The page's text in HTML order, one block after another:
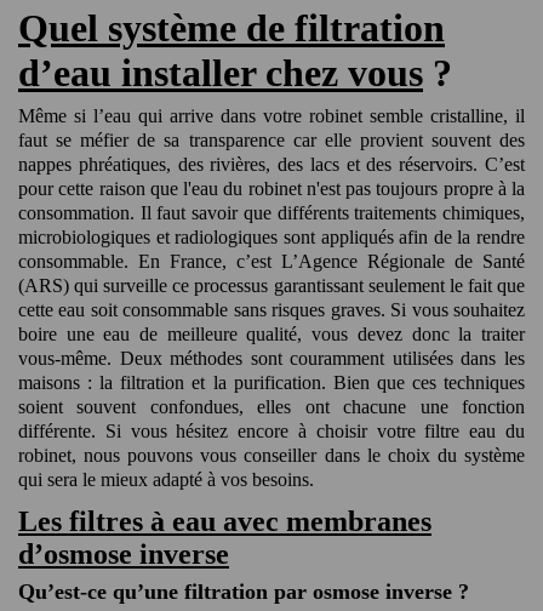
Quel système de filtration
d’eau installer chez vous ?
Même si l’eau qui arrive dans votre robinet semble cristalline, il
faut se méfier de sa transparence car elle provient souvent des
nappes phréatiques, des rivières, des lacs et des réservoirs. C’est
pour cette raison que l'eau du robinet n'est pas toujours propre à la
consommation. Il faut savoir que différents traitements chimiques,
microbiologiques et radiologiques sont appliqués afin de la rendre
consommable. En France, c’est L’Agence Régionale de Santé
(ARS) qui surveille ce processus garantissant seulement le fait que
cette eau soit consommable sans risques graves. Si vous souhaitez
boire une eau de meilleure qualité, vous devez donc la traiter
vous-même. Deux méthodes sont couramment utilisées dans les
maisons : la filtration et la purification. Bien que ces techniques
soient souvent confondues, elles ont chacune une fonction
différente. Si vous hésitez encore à choisir votre filtre eau du
robinet, nous pouvons vous conseiller dans le choix du système
qui sera le mieux adapté à vos besoins.
Les filtres à eau avec membranes
d’osmose inverse
Qu’est-ce qu’une filtration par osmose inverse ?